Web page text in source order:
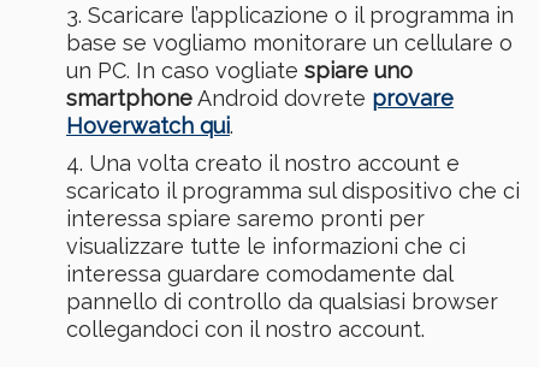
Scaricare l’applicazione o il programma in
base se vogliamo monitorare un cellulare o
un PC. In caso vogliate spiare uno
smartphoneAndroid dovrete provare
Hoverwatch qui.
Una volta creato il nostro account e
scaricato il programma sul dispositivo che ci
interessa spiare saremo pronti per
visualizzare tutte le informazioni che ci
interessa guardare comodamente dal
pannello di controllo da qualsiasi browser
collegandoci con il nostro account.